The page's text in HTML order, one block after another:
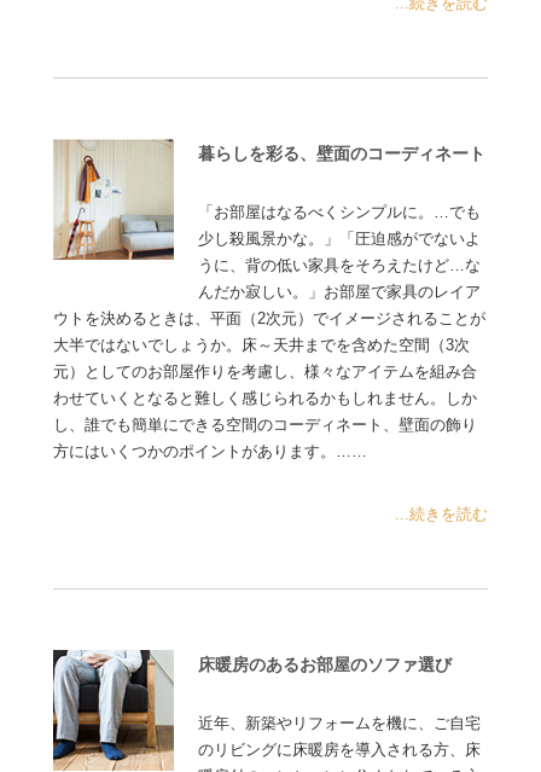
...続きを読む
暮らしを彩る、壁面のコーディネート
「お部屋はなるべくシンプルに。…でも
少し殺風景かな。」「圧迫感がでないよ
うに、背の低い家具をそろえたけど…な
んだか寂しい。」お部屋で家具のレイア
ウトを決めるときは、平面（2次元）でイメージされることが
大半ではないでしょうか。床～天井までを含めた空間（3次
元）としてのお部屋作りを考慮し、様々なアイテムを組み合
わせていくとなると難しく感じられるかもしれません。しか
し、誰でも簡単にできる空間のコーディネート、壁面の飾り
方にはいくつかのポイントがあります。……
...続きを読む
床暖房のあるお部屋のソファ選び
近年、新築やリフォームを機に、ご自宅
のリビングに床暖房を導入される方、床